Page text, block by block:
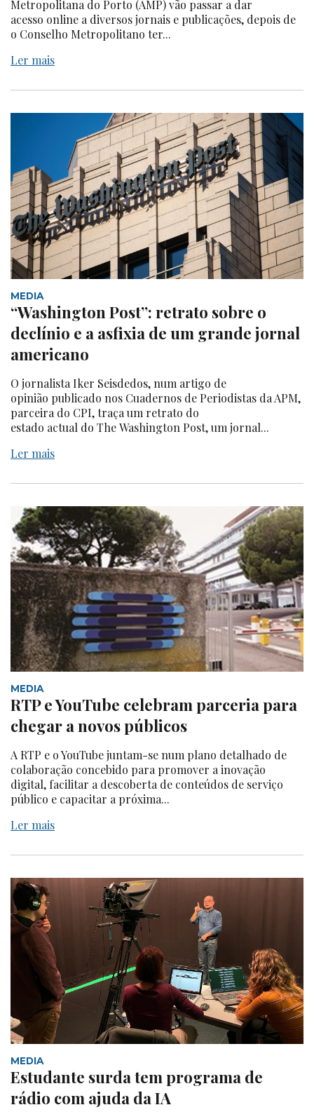
Metropolitana do Porto (AMP) vão passar a dar
acesso online a diversos jornais e publicações, depois de
o Conselho Metropolitano ter...
Ler mais
MEDIA
“Washington Post”: retrato sobre o
declínio e a asfixia de um grande jornal
americano
O jornalista Iker Seisdedos, num artigo de
opinião publicado nos Cuadernos de Periodistas da APM,
parceira do CPI, traça um retrato do
estado actual do The Washington Post, um jornal...
Ler mais
MEDIA
RTP e YouTube celebram parceria para
chegar a novos públicos
A RTP e o YouTube juntam-se num plano detalhado de
colaboração concebido para promover a inovação
digital, facilitar a descoberta de conteúdos de serviço
público e capacitar a próxima...
Ler mais
MEDIA
Estudante surda tem programa de
rádio com ajuda da IA